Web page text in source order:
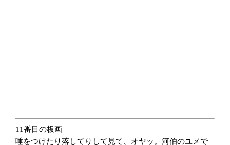
11番目の板画
唾をつけたり落してりして見て、オヤッ。河伯のユメで